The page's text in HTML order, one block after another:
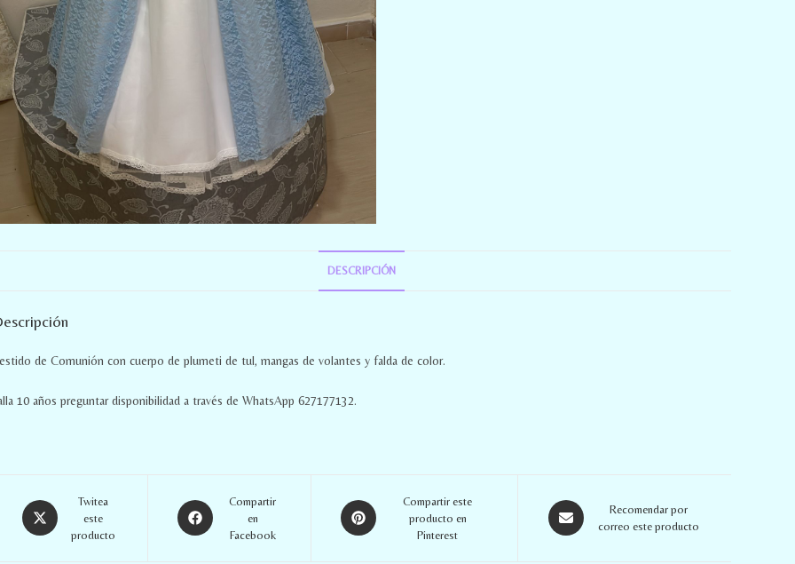
DESCRIPCIÓN
de Comunión con cuerpo de plumeti de tul, mangas de volantes y falda de color.
10 años preguntar disponibilidad a través de WhatsApp 627177132.
Twitea
este
producto
Compartir
en
Facebook
Compartir este
producto en
Pinterest
Recomendar por
correo este producto